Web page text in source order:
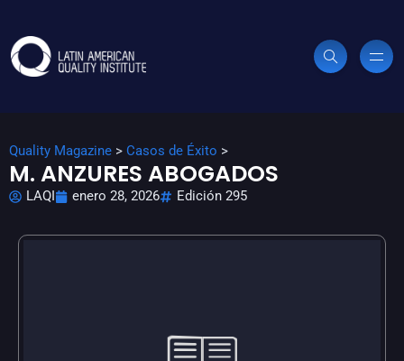
Quality Magazine > Casos de Éxito >
M. ANZURES ABOGADOS
LAQI enero 28, 2026 Edición 295